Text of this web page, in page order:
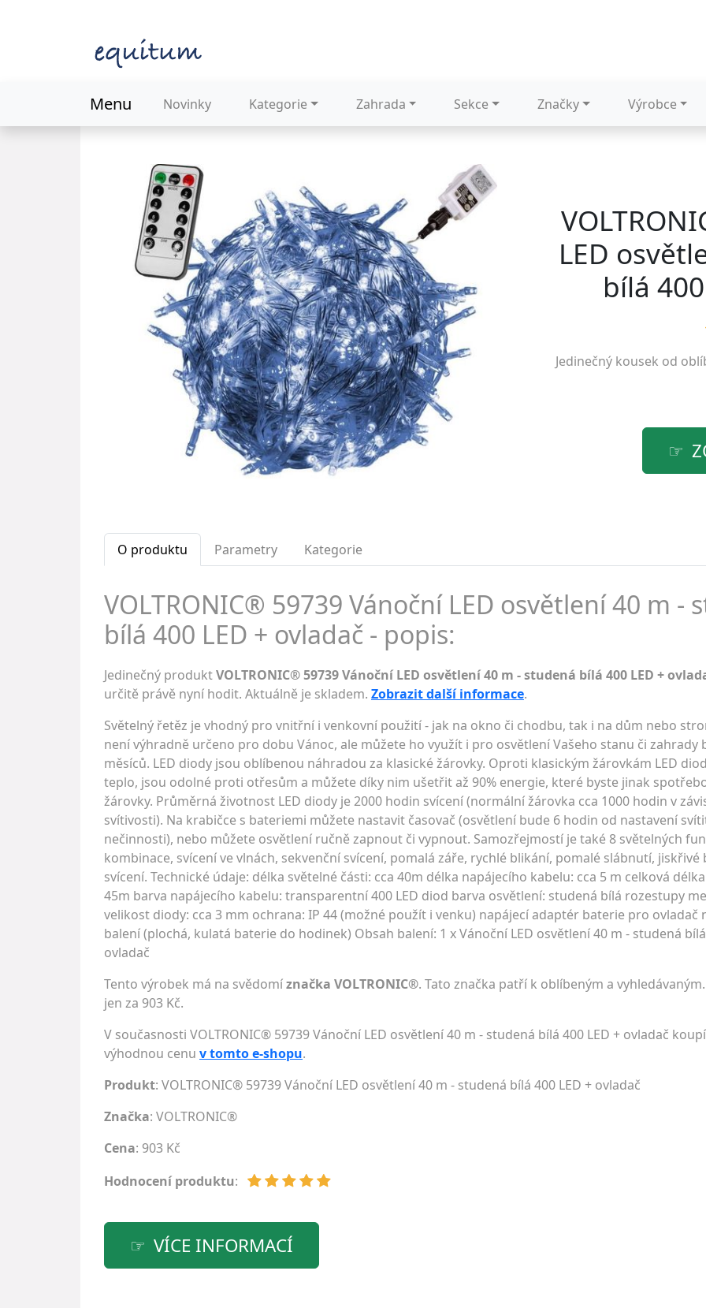
Menu Novinky Kategorie Zahrada Sekce Značky Výrobce
LED
bílá
Jedinečný kousek od
O produktu Parametry Kategorie
VOLTRONIC® 59739 Vánoční LED osvětlení 40 m -
bílá 400 LED + ovladač - popis:
Jedinečný produktVOLTRONIC® 59739 Vánoční LED osvětlení 40 m - studená bílá 400 LED +
určitě právě nyní hodit. Aktuálně je skladem. Zobrazit další informace.
Světelný řetěz je vhodný pro vnitřní i venkovní použití - jak na okno či chodbu, tak i na dům nebo
není výhradně určeno pro dobu Vánoc, ale můžete ho využít i pro osvětlení Vašeho stanu či zahrady
měsíců. LED diody jsou oblíbenou náhradou za klasické žárovky. Oproti klasickým žárovkám LED
teplo, jsou odolné proti otřesům a můžete díky nim ušetřit až 90% energie, které byste jinak
žárovky. Průměrná životnost LED diody je 2000 hodin svícení (normální žárovka cca 1000 hodin v
svítivosti). Na krabičce s bateriemi můžete nastavit časovač (osvětlení bude 6 hodin od nastavení
nečinnosti), nebo můžete osvětlení ručně zapnout či vypnout. Samozřejmostí je také 8 světelných
kombinace, svícení ve vlnách, sekvenční svícení, pomalá záře, rychlé blikání, pomalé slábnutí, jiskřivé
svícení. Technické údaje: délka světelné části: cca 40m délka napájecího kabelu: cca 5 m celková
45m barva napájecího kabelu: transparentní 400 LED diod barva osvětlení: studená bílá rozestupy
velikost diody: cca 3 mm ochrana: IP 44 (možné použít i venku) napájecí adaptér baterie pro ovladač
balení (plochá, kulatá baterie do hodinek) Obsah balení: 1 x Vánoční LED osvětlení 40 m - studená bílá
ovladač
Tento výrobek má na svědomíznačka VOLTRONIC®. Tato značka patří k oblíbeným a
jen za 903 Kč.
V současnosti VOLTRONIC® 59739 Vánoční LED osvětlení 40 m - studená bílá 400 LED + ovladač
výhodnou cenu v tomto e-shopu.
Produkt: VOLTRONIC® 59739 Vánoční LED osvětlení 40 m - studená bílá 400 LED + ovladač
Značka: VOLTRONIC®
Cena: 903 Kč
Hodnocení produktu:
VÍCE INFORMACÍ